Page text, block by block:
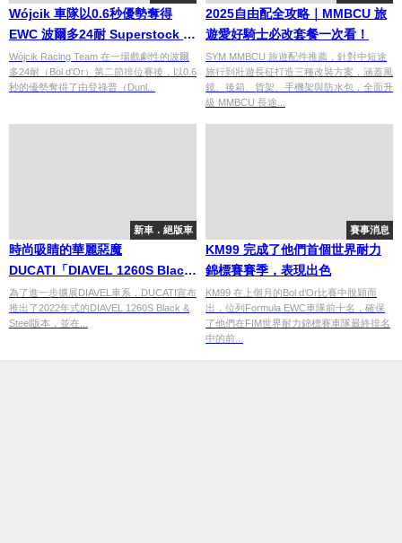
Wójcik 車隊以0.6秒優勢奪得
EWC 波爾多24耐 Superstock 組
別桿位
Wójcik Racing Team 在一場戲劇性的波爾
多24耐（Bol d'Or）第二節排位賽後，以0.6
秒的優勢奪得了由登祿普（Dunl...
2025自由配全攻略｜MMBCU 旅
遊愛好騎士必改套餐一次看！
SYM MMBCU 旅遊配件推薦，針對中短途
旅行到壯遊長征打造三種改裝方案，涵蓋風
鏡、後箱、貨架、手機架與防水包，全面升
級 MMBCU 長途...
新車．絕版車
時尚吸睛的華麗惡魔
DUCATI「DIAVEL 1260S Black
& Steel」
為了進一步擴展DIAVEL車系，DUCATI宣布
推出了2022年式的DIAVEL 1260S Black &
Steel版本，並在...
賽事消息
KM99 完成了他們首個世界耐力
錦標賽賽季，表現出色
KM99 在上個月的Bol d’Or比賽中脫穎而
出，位列Formula EWC車隊前十名，確保
了他們在FIM世界耐力錦標賽車隊最終排名
中的前...